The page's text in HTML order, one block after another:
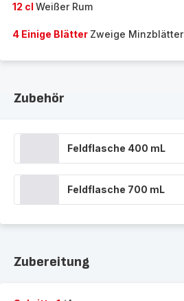
12 cl Weißer Rum
4 Einige Blätter Zweige Minzblätter
Zubehör
Feldflasche 400 mL
Feldflasche 700 mL
Zubereitung